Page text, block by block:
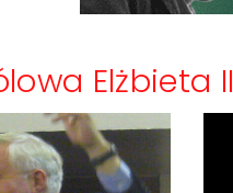
Elżbieta II